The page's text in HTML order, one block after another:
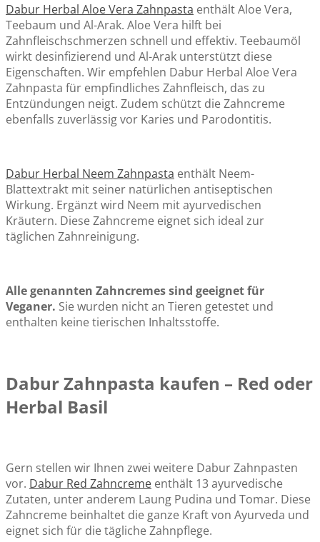
Dabur Herbal Aloe Vera Zahnpasta enthält Aloe Vera,
Teebaum und Al-Arak. Aloe Vera hilft bei
Zahnfleischschmerzen schnell und effektiv. Teebaumöl
wirkt desinfizierend und Al-Arak unterstützt diese
Eigenschaften. Wir empfehlen Dabur Herbal Aloe Vera
Zahnpasta für empfindliches Zahnfleisch, das zu
Entzündungen neigt. Zudem schützt die Zahncreme
ebenfalls zuverlässig vor Karies und Parodontitis.
Dabur Herbal Neem Zahnpasta enthält Neem-
Blattextrakt mit seiner natürlichen antiseptischen
Wirkung. Ergänzt wird Neem mit ayurvedischen
Kräutern. Diese Zahncreme eignet sich ideal zur
täglichen Zahnreinigung.
Alle genannten Zahncremes sind geeignet für
Veganer. Sie wurden nicht an Tieren getestet und
enthalten keine tierischen Inhaltsstoffe.
Dabur Zahnpasta kaufen – Red oder
Herbal Basil
Gern stellen wir Ihnen zwei weitere Dabur Zahnpasten
vor. Dabur Red Zahncreme enthält 13 ayurvedische
Zutaten, unter anderem Laung Pudina und Tomar. Diese
Zahncreme beinhaltet die ganze Kraft von Ayurveda und
eignet sich für die tägliche Zahnpflege.